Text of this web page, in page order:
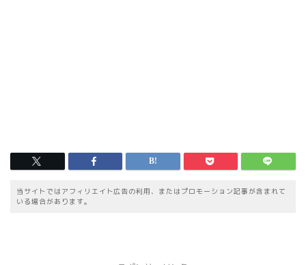
当サイトではアフィリエイト広告の利用、またはプロモーション記事が含まれて
いる場合があります。